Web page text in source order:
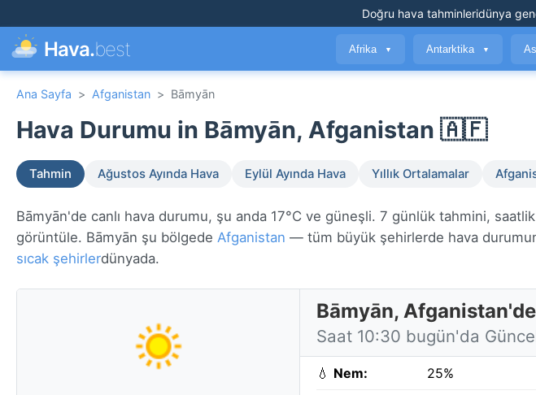
Doğru hava tahminleridünya
Hava.best Afrika ▼ Antarktika ▼
Ana Sayfa > Afganistan > Bāmyān
Hava Durumu in Bāmyān, Afganistan 🇦🇫
Tahmin Ağustos Ayında Hava Eylül Ayında Hava Yıllık Ortalamalar
Bāmyān'de canlı hava durumu, şu anda 17°C ve güneşli. 7 günlük tahmini,
görüntüle. Bāmyān şu bölgede Afganistan — tüm büyük şehirlerde hava
sıcak şehirlerdünyada.
Bāmyān,
Saat 10:30 bugün'da
💧 Nem: 25%